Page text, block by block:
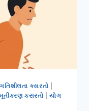
ગતિશીલતા કસરતો
કસરતો |યોગ